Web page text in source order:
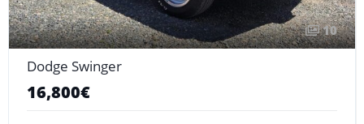
10
Dodge Swinger
16,800€